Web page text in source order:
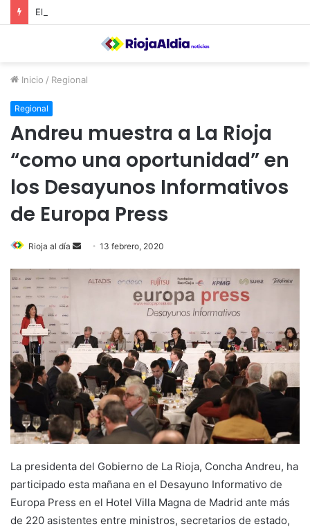
Inicio / Regional
Regional
Andreu muestra a La Rioja
“como una oportunidad” en
los Desayunos Informativos
de Europa Press
Rioja al día
n
e
m
a
i
l
13 febrero, 2020
La presidenta del Gobierno de La Rioja, Concha Andreu, ha
participado esta mañana en el Desayuno Informativo de
Europa Press en el Hotel Villa Magna de Madrid ante más
de 220 asistentes entre ministros, secretarios de estado,